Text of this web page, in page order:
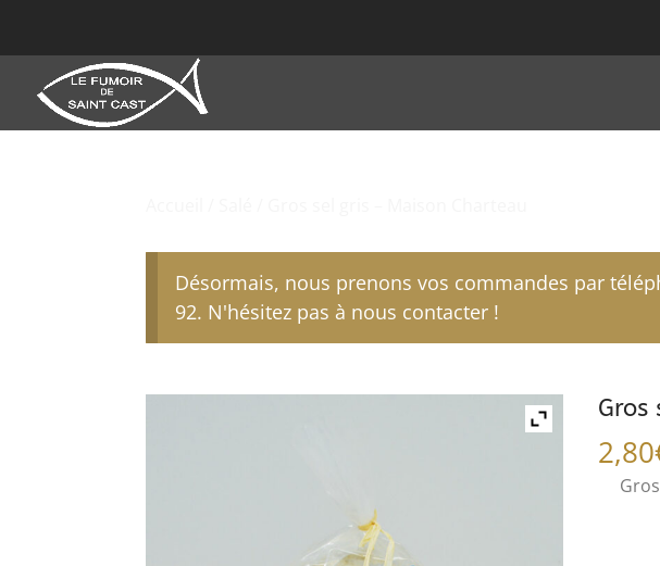
Désormais, nous prenons vos commandes par
92. N'hésitez pas à nous contacter !
Gros
2,80